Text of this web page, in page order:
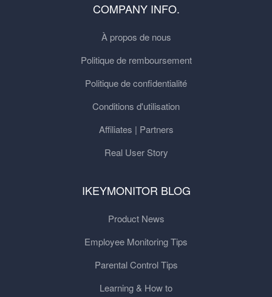
COMPANY INFO.
À propos de nous
Politique de remboursement
Politique de confidentialité
Conditions d'utilisation
Affiliates | Partners
Real User Story
IKEYMONITOR BLOG
Product News
Employee Monitoring Tips
Parental Control Tips
Learning & How to